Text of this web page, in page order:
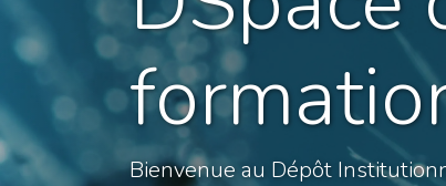
Bienvenue au Dépôt